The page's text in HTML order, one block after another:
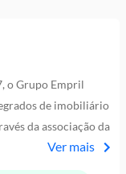
o Grupo Empril
de imobiliário
da associação da
Ver mais